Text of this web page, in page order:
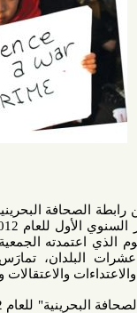
البحرينية – وهي
البحرينيين
تمارَس الرقابة
وحتى
ويأتي